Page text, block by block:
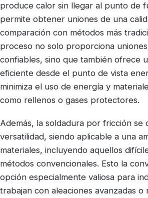
produce calor sin llegar al punto de
permite obtener uniones de una
comparación con métodos más
proceso no solo proporciona
confiables, sino que también ofrece
eficiente desde el punto de vista
minimiza el uso de energía y
como rellenos o gases protectores.
Además, la soldadura por fricción se
versatilidad, siendo aplicable a una
materiales, incluyendo aquellos
métodos convencionales. Esto la
opción especialmente valiosa para
trabajan con aleaciones avanzadas o